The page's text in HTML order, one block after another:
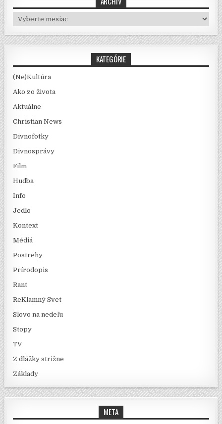
Archív
KATEGÓRIE
(Ne)Kultúra
Ako zo života
Aktuálne
Christian News
Divnofotky
Divnosprávy
Film
Hudba
Info
Jedlo
Kontext
Médiá
Postrehy
Prírodopis
Rant
ReKlamný Svet
Slovo na nedeľu
Stopy
TV
Z dlážky strižne
Základy
META